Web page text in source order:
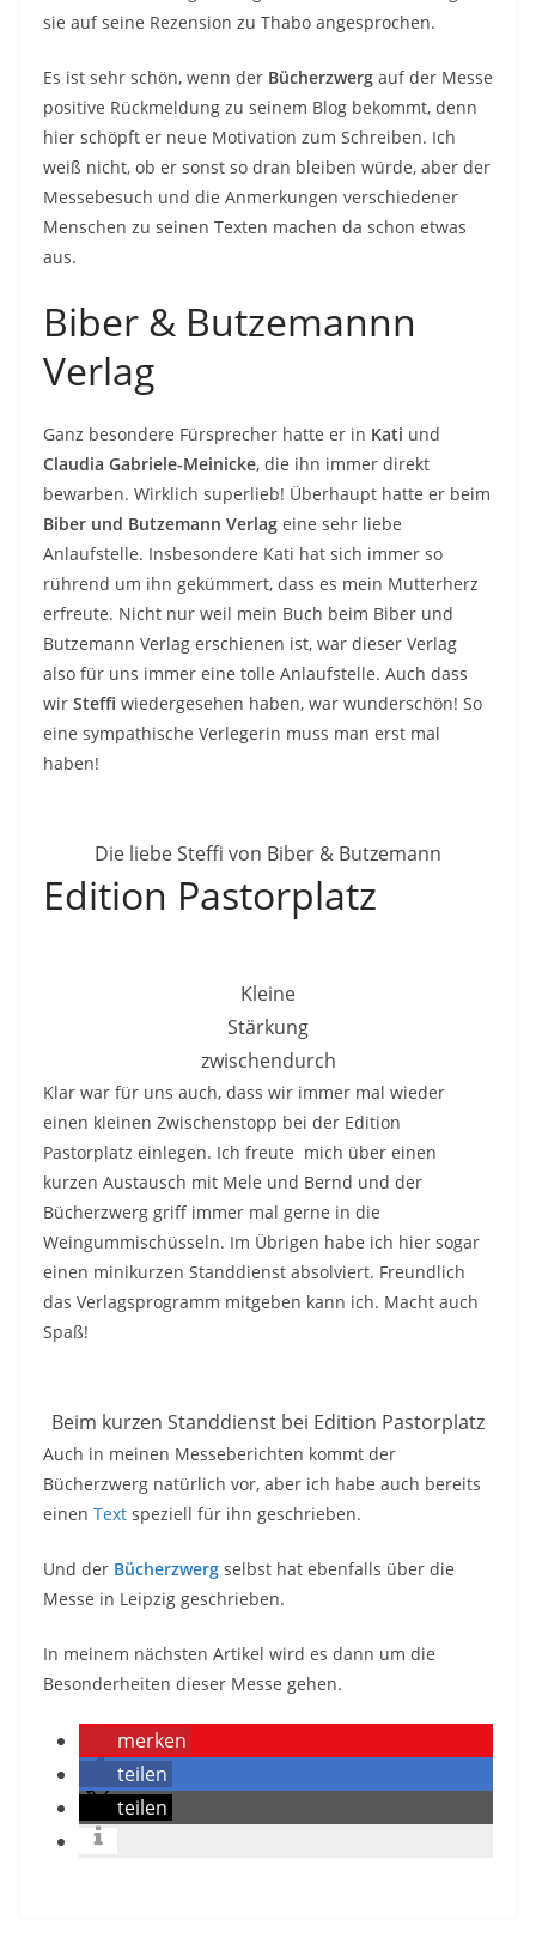
sie auf seine Rezension zu Thabo angesprochen.
Es ist sehr schön, wenn der Bücherzwerg auf der Messe
positive Rückmeldung zu seinem Blog bekommt, denn
hier schöpft er neue Motivation zum Schreiben. Ich
weiß nicht, ob er sonst so dran bleiben würde, aber der
Messebesuch und die Anmerkungen verschiedener
Menschen zu seinen Texten machen da schon etwas
aus.
Biber & Butzemannn
Verlag
Ganz besondere Fürsprecher hatte er in Kati und
Claudia Gabriele-Meinicke, die ihn immer direkt
bewarben. Wirklich superlieb! Überhaupt hatte er beim
Biber und Butzemann Verlag eine sehr liebe
Anlaufstelle. Insbesondere Kati hat sich immer so
rührend um ihn gekümmert, dass es mein Mutterherz
erfreute. Nicht nur weil mein Buch beim Biber und
Butzemann Verlag erschienen ist, war dieser Verlag
also für uns immer eine tolle Anlaufstelle. Auch dass
wir Steffi wiedergesehen haben, war wunderschön! So
eine sympathische Verlegerin muss man erst mal
haben!
Die liebe Steffi von Biber & Butzemann
Edition Pastorplatz
Kleine
Stärkung
zwischendurch
Klar war für uns auch, dass wir immer mal wieder
einen kleinen Zwischenstopp bei der Edition
Pastorplatz einlegen. Ich freute mich über einen
kurzen Austausch mit Mele und Bernd und der
Bücherzwerg griff immer mal gerne in die
Weingummischüsseln. Im Übrigen habe ich hier sogar
einen minikurzen Standdienst absolviert. Freundlich
das Verlagsprogramm mitgeben kann ich. Macht auch
Spaß!
Beim kurzen Standdienst bei Edition Pastorplatz
Auch in meinen Messeberichten kommt der
Bücherzwerg natürlich vor, aber ich habe auch bereits
einen Text speziell für ihn geschrieben.
Und der Bücherzwerg selbst hat ebenfalls über die
Messe in Leipzig geschrieben.
In meinem nächsten Artikel wird es dann um die
Besonderheiten dieser Messe gehen.
merken
teilen
teilen